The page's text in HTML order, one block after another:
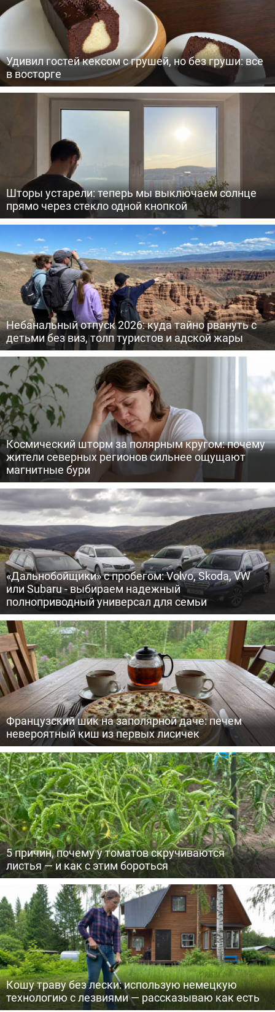
Удивил гостей кексом с грушей, но без груши: все
в восторге
Шторы устарели: теперь мы выключаем солнце
прямо через стекло одной кнопкой
Небанальный отпуск 2026: куда тайно рвануть с
детьми без виз, толп туристов и адской жары
Космический шторм за полярным кругом: почему
жители северных регионов сильнее ощущают
магнитные бури
«Дальнобойщики» с пробегом: Volvo, Skoda, VW
или Subaru - выбираем надежный
полноприводный универсал для семьи
Французский шик на заполярной даче: печем
невероятный киш из первых лисичек
5 причин, почему у томатов скручиваются
листья — и как с этим бороться
Кошу траву без лески: использую немецкую
технологию с лезвиями — рассказываю как есть